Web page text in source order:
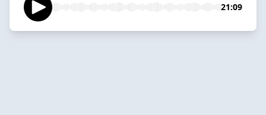
21:09